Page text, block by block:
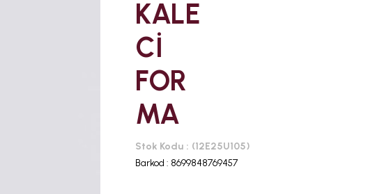
KALE
Cİ
FOR
MA
Stok Kodu
(12E25U105)
Barkod : 8699848769457